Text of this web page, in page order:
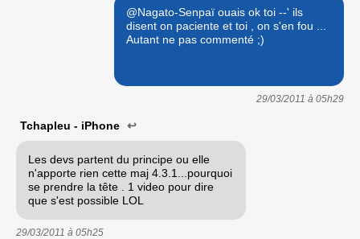
@Nagato-Senpaï ouais ok toi --' ils
disent on paciente et toi , on s'en fou ...
Autant ne pas commenté ;)
29/03/2011 à 05h29
Tchapleu - iPhone ↩
Les devs partent du principe ou elle
n'apporte rien cette maj 4.3.1...pourquoi
se prendre la tête . 1 video pour dire
que s'est possible LOL
29/03/2011 à 05h25